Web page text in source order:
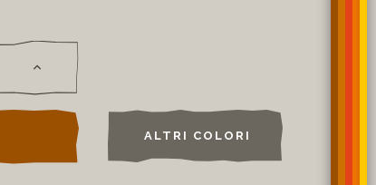
ALTRI COLORI